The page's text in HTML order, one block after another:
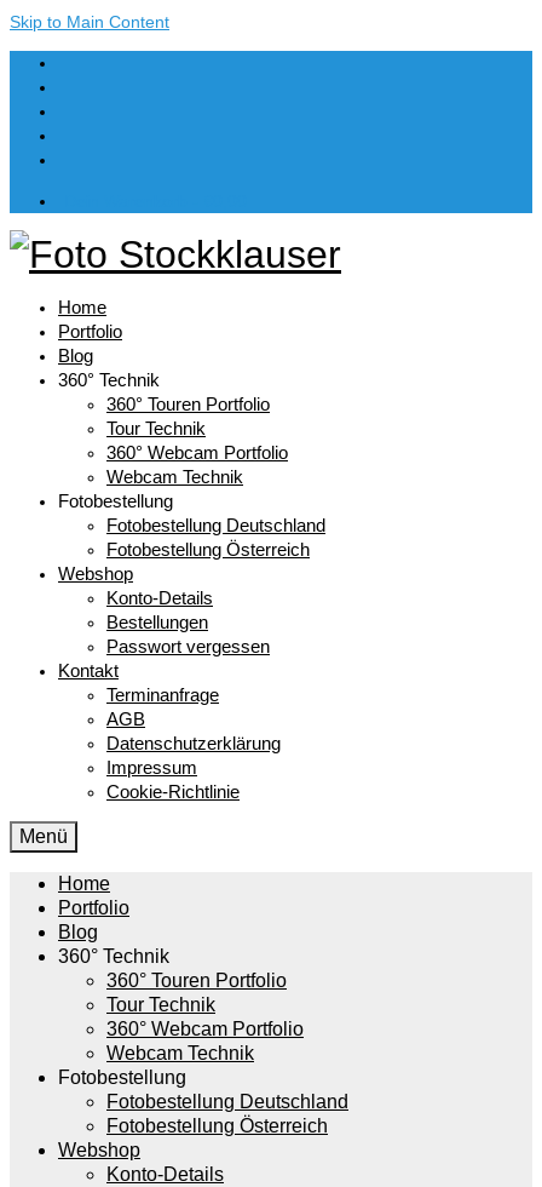
Skip to Main Content
Home
Portfolio
Blog
360° Technik
360° Touren Portfolio
Tour Technik
360° Webcam Portfolio
Webcam Technik
Fotobestellung
Fotobestellung Deutschland
Fotobestellung Österreich
Webshop
Konto-Details
Bestellungen
Passwort vergessen
Kontakt
Terminanfrage
AGB
Datenschutzerklärung
Impressum
Cookie-Richtlinie
Menü
Home
Portfolio
Blog
360° Technik
360° Touren Portfolio
Tour Technik
360° Webcam Portfolio
Webcam Technik
Fotobestellung
Fotobestellung Deutschland
Fotobestellung Österreich
Webshop
Konto-Details